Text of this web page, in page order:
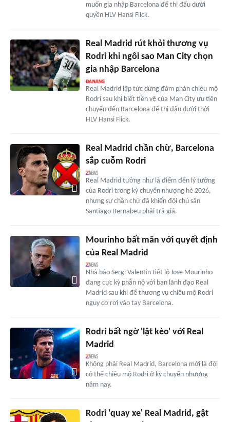
muốn gia nhập Barcelona để thi đấu dưới
quyền HLV Hansi Flick.
Real Madrid rút khỏi thương vụ
Rodri khi ngôi sao Man City chọn
gia nhập Barcelona
Real Madrid lập tức dừng đàm phán chiêu mộ
Rodri sau khi biết tiền vệ của Man City ưu tiên
chuyển đến Barcelona để thi đấu dưới thời
HLV Hansi Flick.
Real Madrid chần chừ, Barcelona
sắp cuỗm Rodri
Real Madrid tưởng như là điểm đến lý tưởng
của Rodri trong kỳ chuyển nhượng hè 2026,
nhưng sự chần chừ đã khiến đội chủ sân
Santiago Bernabeu phải trả giá.
Mourinho bất mãn với quyết định
của Real Madrid
Nhà báo Sergi Valentin tiết lộ Jose Mourinho
đang cực kỳ phẫn nộ với ban lãnh đạo Real
Madrid sau khi để thương vụ chiêu mộ Rodri
nguy cơ rơi vào tay Barcelona.
Rodri bất ngờ 'lật kèo' với Real
Madrid
Không phải Real Madrid, Barcelona mới là đội
có thể chiêu mộ Rodri ở kỳ chuyển nhượng
năm nay.
Rodri 'quay xe' Real Madrid, gật